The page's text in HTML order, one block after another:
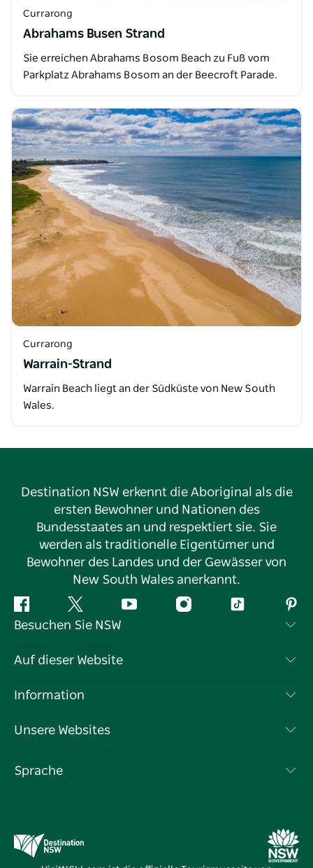
Currarong
Abrahams Busen Strand
Sie erreichen Abrahams Bosom Beach zu Fuß vom
Parkplatz Abrahams Bosom an der Beecroft Parade.
Currarong
Warrain-Strand
Warrain Beach liegt an der Südküste von New South
Wales.
Destination NSW erkennt die Aboriginal als die
ersten Bewohner und Nationen des
Bundesstaates an und respektiert sie. Sie
werden als traditionelle Eigentümer und
Bewohner des Landes und der Gewässer von
New South Wales anerkannt.
Facebook Twitter YouTube InstagramTikTok
Besuchen Sie NSW
Kontaktieren Sie uns
Cookie-Hinweis
Auf dieser Website
Reiseziele
Veranstaltungen
Information
Reiseinformationen
Unternehmen in NSW
Unsere Websites
Destination NSW Medienzentrum
Vivid Sydney
Sprache